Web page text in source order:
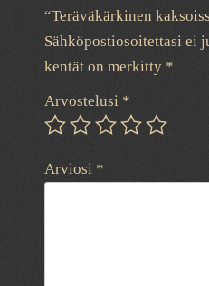
“Teräväkärkinen
Sähköpostiosoitettasi ei
kentät on merkitty *
Arvostelusi *
Arviosi *